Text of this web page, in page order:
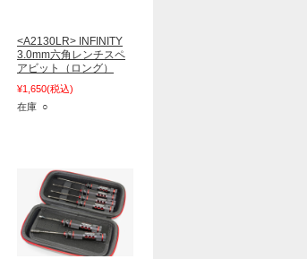
<A2130LR> INFINITY
3.0mm六角レンチスペ
アビット（ロング）
¥1,650(税込)
在庫 ○